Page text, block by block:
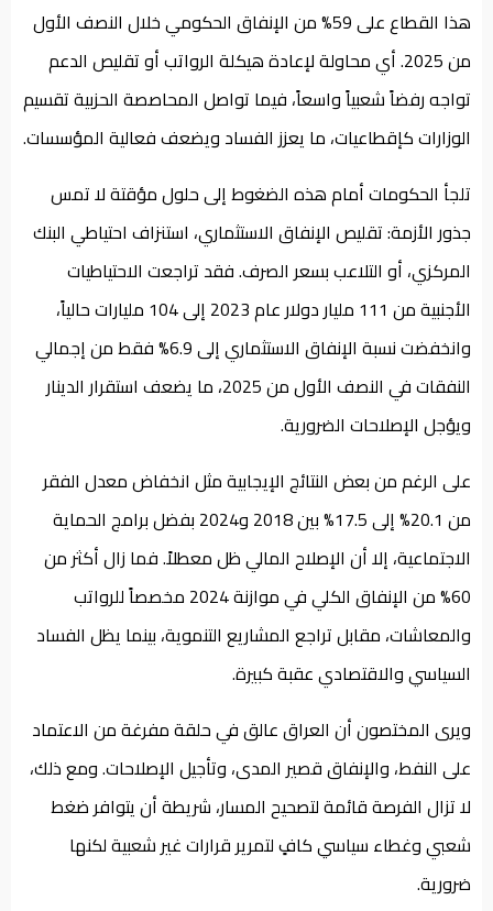
هذا القطاع على 59% من الإنفاق الحكومي خلال النصف الأول
من 2025. أي محاولة لإعادة هيكلة الرواتب أو تقليص الدعم
تواجه رفضاً شعبياً واسعاً، فيما تواصل المحاصصة الحزبية تقسيم
الوزارات كإقطاعيات، ما يعزز الفساد ويضعف فعالية المؤسسات.
تلجأ الحكومات أمام هذه الضغوط إلى حلول مؤقتة لا تمس
جذور الأزمة: تقليص الإنفاق الاستثماري، استنزاف احتياطي البنك
المركزي، أو التلاعب بسعر الصرف. فقد تراجعت الاحتياطيات
الأجنبية من 111 مليار دولار عام 2023 إلى 104 مليارات حالياً،
وانخفضت نسبة الإنفاق الاستثماري إلى 6.9% فقط من إجمالي
النفقات في النصف الأول من 2025، ما يضعف استقرار الدينار
ويؤجل الإصلاحات الضرورية.
على الرغم من بعض النتائج الإيجابية مثل انخفاض معدل الفقر
من 20.1% إلى 17.5% بين 2018 و2024 بفضل برامج الحماية
الاجتماعية، إلا أن الإصلاح المالي ظل معطلاً. فما زال أكثر من
60% من الإنفاق الكلي في موازنة 2024 مخصصاً للرواتب
والمعاشات، مقابل تراجع المشاريع التنموية، بينما يظل الفساد
السياسي والاقتصادي عقبة كبيرة.
ويرى المختصون أن العراق عالق في حلقة مفرغة من الاعتماد
على النفط، والإنفاق قصير المدى، وتأجيل الإصلاحات. ومع ذلك،
لا تزال الفرصة قائمة لتصحيح المسار، شريطة أن يتوافر ضغط
شعبي وغطاء سياسي كافٍ لتمرير قرارات غير شعبية لكنها
ضرورية.